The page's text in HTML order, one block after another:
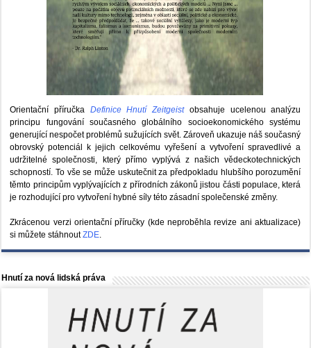
Orientační příručka Definice Hnutí Zeitgeistobsahuje ucelenou analýzu
principu fungování současného globálního socioekonomického systému
generující nespočet problémů sužujících svět. Zároveň ukazuje náš současný
obrovský potenciál k jejich celkovému vyřešení a vytvoření spravedlivé a
udržitelné společnosti, který přímo vyplývá z našich vědeckotechnických
schopností. To vše se může uskutečnit za předpokladu hlubšího porozumění
těmto principům vyplývajících z přírodních zákonů jistou části populace, která
je rozhodující pro vytvoření hybné síly této zásadní společenské změny.
Zkrácenou verzi orientační příručky (kde neproběhla revize ani aktualizace)
si můžete stáhnoutZDE.
Hnutí za nová lidská práva